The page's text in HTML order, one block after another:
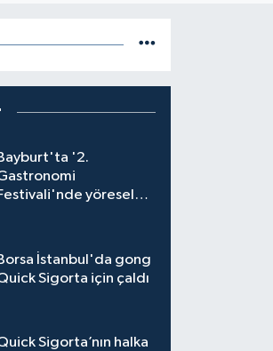
'2.
yöresel
İstanbul'da gong
Sigorta için çaldı
Sigorta’nın halka